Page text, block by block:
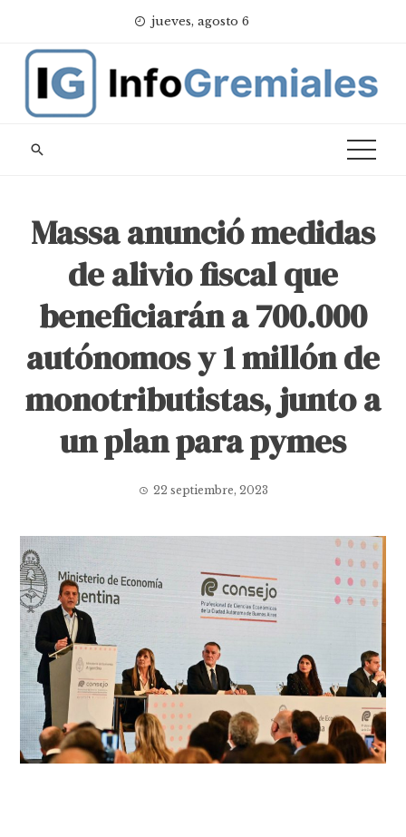
content
jueves, agosto 6
Massa anunció medidas
de alivio fiscal que
beneficiarán a 700.000
autónomos y 1 millón de
monotributistas, junto a
un plan para pymes
22 septiembre, 2023